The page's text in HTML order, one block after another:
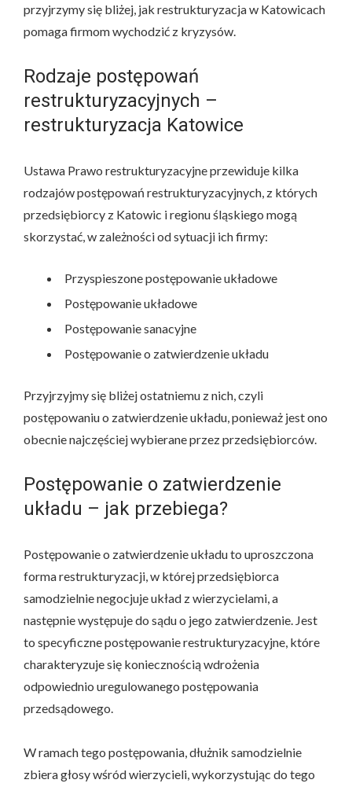
przyjrzymy się bliżej, jak restrukturyzacja w Katowicach
pomaga firmom wychodzić z kryzysów.
Rodzaje postępowań
restrukturyzacyjnych –
restrukturyzacja Katowice
Ustawa Prawo restrukturyzacyjne przewiduje kilka
rodzajów postępowań restrukturyzacyjnych, z których
przedsiębiorcy z Katowic i regionu śląskiego mogą
skorzystać, w zależności od sytuacji ich firmy:
Przyspieszone postępowanie układowe
Postępowanie układowe
Postępowanie sanacyjne
Postępowanie o zatwierdzenie układu
Przyjrzyjmy się bliżej ostatniemu z nich, czyli
postępowaniu o zatwierdzenie układu, ponieważ jest ono
obecnie najczęściej wybierane przez przedsiębiorców.
Postępowanie o zatwierdzenie
układu – jak przebiega?
Postępowanie o zatwierdzenie układu to uproszczona
forma restrukturyzacji, w której przedsiębiorca
samodzielnie negocjuje układ z wierzycielami, a
następnie występuje do sądu o jego zatwierdzenie. Jest
to specyficzne postępowanie restrukturyzacyjne, które
charakteryzuje się koniecznością wdrożenia
odpowiednio uregulowanego postępowania
przedsądowego.
W ramach tego postępowania, dłużnik samodzielnie
zbiera głosy wśród wierzycieli, wykorzystując do tego